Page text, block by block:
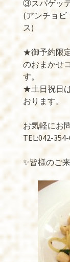
③スパゲッ
(アンチョビ
ス)
★御予約限
のおまかせ
す。
★土日祝日
おります。
お気軽にお
TEL:042-
✨皆様のご